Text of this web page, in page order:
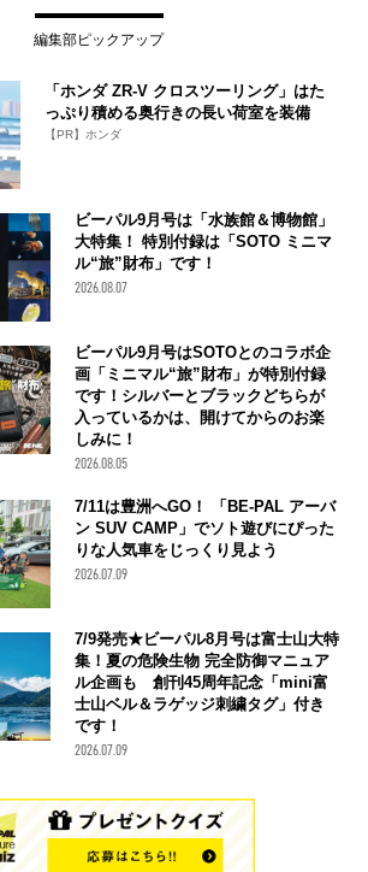
編集部ピックアップ
「ホンダ ZR-V クロスツーリング」はた
っぷり積める奥行きの長い荷室を装備
【PR】ホンダ
ビーパル9月号は「水族館＆博物館」
大特集！ 特別付録は「SOTO ミニマ
ル“旅”財布」です！
2026.08.07
ビーパル9月号はSOTOとのコラボ企
画「ミニマル“旅”財布」が特別付録
です！シルバーとブラックどちらが
入っているかは、開けてからのお楽
しみに！
2026.08.05
7/11は豊洲へGO！ 「BE-PAL アーバ
ン SUV CAMP」でソト遊びにぴった
りな人気車をじっくり見よう
2026.07.09
7/9発売★ビーパル8月号は富士山大特
集！夏の危険生物 完全防御マニュア
ル企画も 創刊45周年記念「mini富
士山ベル＆ラゲッジ刺繍タグ」付き
です！
2026.07.09